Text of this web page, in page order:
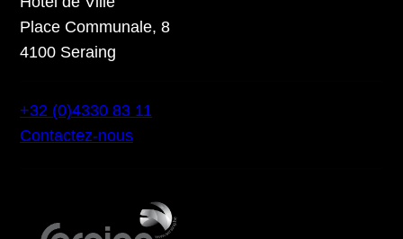
Place Communale, 8
4100 Seraing
+32 (0)4330 83 11
Contactez-nous